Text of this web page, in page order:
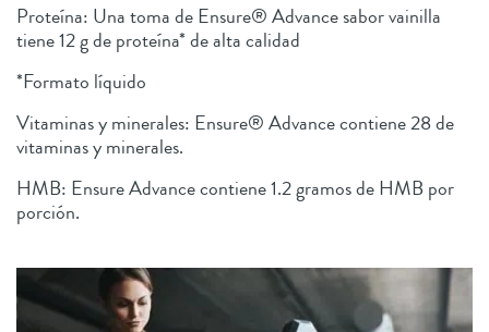
Proteína: Una toma de Ensure® Advance sabor vainilla
tiene 12 g de proteína* de alta calidad
*Formato líquido
Vitaminas y minerales: Ensure® Advance contiene 28 de
vitaminas y minerales.
HMB: Ensure Advance contiene 1.2 gramos de HMB por
porción.